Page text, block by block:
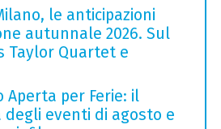
le anticipazioni
autunnale 2026. Sul
Taylor Quartet e
Aperta per Ferie: il
degli eventi di agosto e